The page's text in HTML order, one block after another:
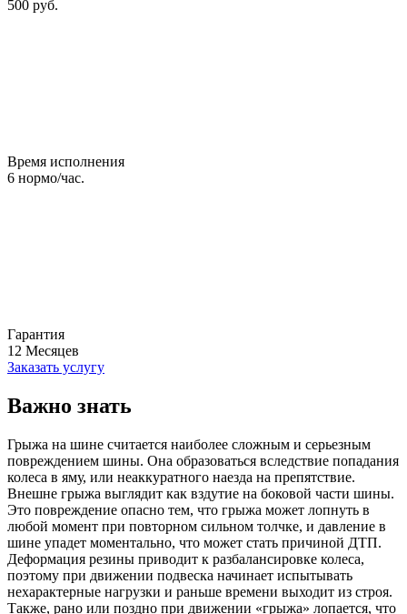
500 руб.
Время исполнения
6 нормо/час.
Гарантия
12 Месяцев
Заказать услугу
Важно знать
Грыжа на шине считается наиболее сложным и серьезным
повреждением шины. Она образоваться вследствие попадания
колеса в яму, или неаккуратного наезда на препятствие.
Внешне грыжа выглядит как вздутие на боковой части шины.
Это повреждение опасно тем, что грыжа может лопнуть в
любой момент при повторном сильном толчке, и давление в
шине упадет моментально, что может стать причиной ДТП.
Деформация резины приводит к разбалансировке колеса,
поэтому при движении подвеска начинает испытывать
нехарактерные нагрузки и раньше времени выходит из строя.
Также, рано или поздно при движении «грыжа» лопается, что